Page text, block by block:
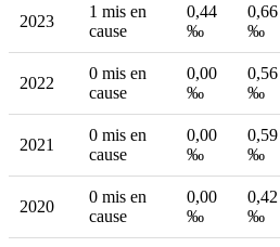
2023
1 mis en
cause
0,44
‰
0,66
‰
2022
0 mis en
cause
0,00
‰
0,56
‰
2021
0 mis en
cause
0,00
‰
0,59
‰
2020
0 mis en
cause
0,00
‰
0,42
‰